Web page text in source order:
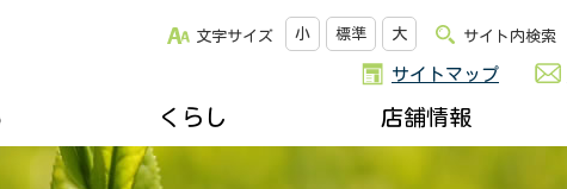
文字サイズ 小 標準 大 サイト内検索
サイトマップ
紹介
・くるまの保障（JA共済）
くらし
スタジオみちゅらる
店舗情報
採用情報